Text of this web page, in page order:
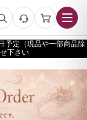
予定（現品や一部商品除
下さい